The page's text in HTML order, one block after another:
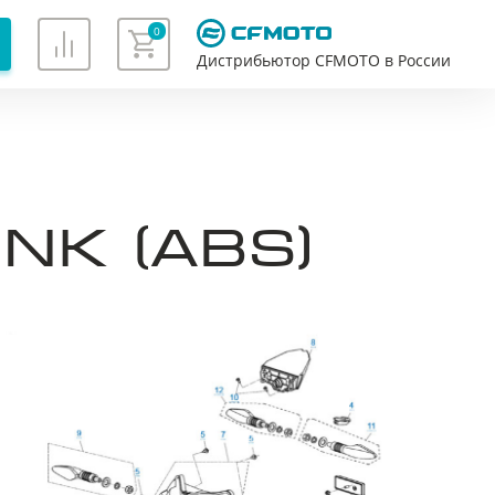
0
Дистрибьютор CFMOTO в России
(ABS)